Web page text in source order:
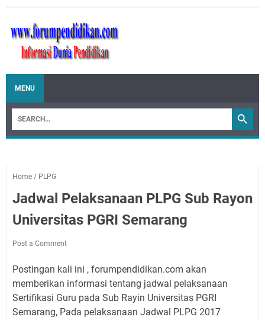
MENU
Home / PLPG
Jadwal Pelaksanaan PLPG Sub Rayon
Universitas PGRI Semarang
Post a Comment
Postingan kali ini , forumpendidikan.com akan
memberikan informasi tentang jadwal pelaksanaan
Sertifikasi Guru pada Sub Rayin Universitas PGRI
Semarang, Pada pelaksanaan Jadwal PLPG 2017